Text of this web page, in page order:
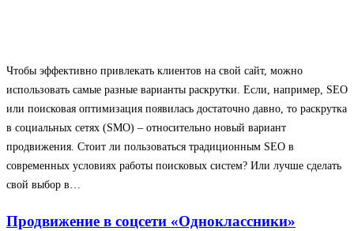
Чтобы эффективно привлекать клиентов на свой сайт, можно
использовать самые разные варианты раскрутки. Если, например, SEO
или поисковая оптимизация появилась достаточно давно, то раскрутка
в социальных сетях (SMO) – относительно новый вариант
продвижения. Стоит ли пользоваться традиционным SEO в
современных условиях работы поисковых систем? Или лучше сделать
свой выбор в…
Продвижение в соцсети «Одноклассники»